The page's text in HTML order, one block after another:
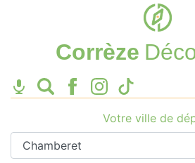
Corrèze
Votre ville de